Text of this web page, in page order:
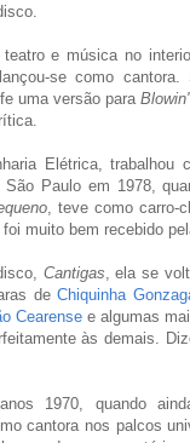
teatro e música no
se como
uma versão para
Elétrica,
São Paulo em 1978,
, teve como carro-
muito bem recebido
Cantigas , ela se
deChiquinha
Cearense e algumas
às demais.
1970, quando
cantora nos palcos